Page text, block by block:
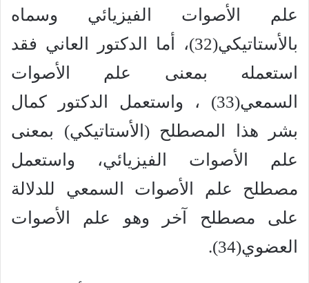
علم الأصوات الفيزيائي وسماه
بالأستاتيكي(32)، أما الدكتور العاني فقد
استعمله بمعنى علم الأصوات
السمعي(33) ، واستعمل الدكتور كمال
بشر هذا المصطلح (الأستاتيكي) بمعنى
علم الأصوات الفيزيائي، واستعمل
مصطلح علم الأصوات السمعي للدلالة
على مصطلح آخر وهو علم الأصوات
العضوي(34).